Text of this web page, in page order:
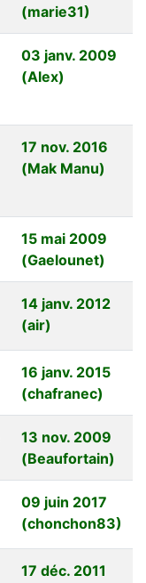
(marie31)
03 janv. 2009
(Alex)
17 nov. 2016
(Mak Manu)
15 mai 2009
(Gaelounet)
14 janv. 2012
(air)
16 janv. 2015
(chafranec)
13 nov. 2009
(Beaufortain)
09 juin 2017
(chonchon83)
17 déc. 2011